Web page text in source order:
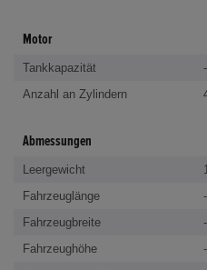
Motor
Tankkapazität
-
Anzahl an Zylindern
Abmessungen
Leergewicht
Fahrzeuglänge
-
Fahrzeugbreite
-
Fahrzeughöhe
-